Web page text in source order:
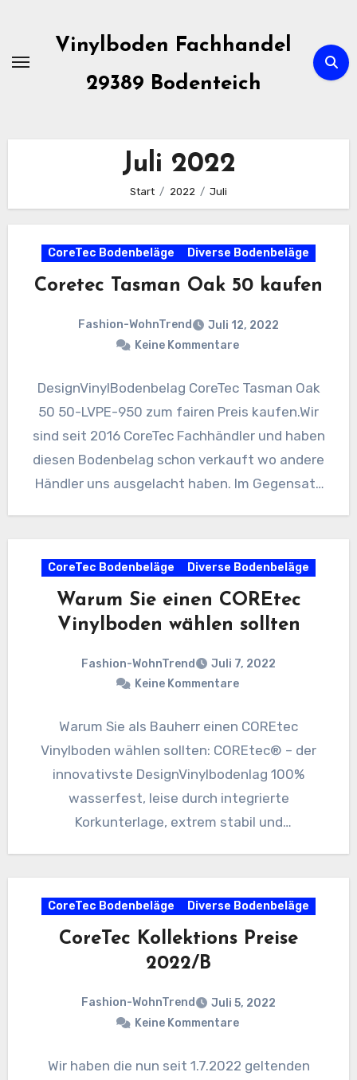
springen
Vinylboden Fachhandel
29389 Bodenteich
Juli 2022
Start 2022 Juli
CoreTec Bodenbeläge Diverse Bodenbeläge
Coretec Tasman Oak 50 kaufen
Fashion-WohnTrend
Juli 12, 2022
Keine Kommentare
DesignVinylBodenbelag CoreTec Tasman Oak
50 50-LVPE-950 zum fairen Preis kaufen.Wir
sind seit 2016 CoreTec Fachhändler und haben
diesen Bodenbelag schon verkauft wo andere
Händler uns ausgelacht haben. Im Gegensatz
CoreTec Bodenbeläge Diverse Bodenbeläge
Warum Sie einen COREtec
Vinylboden wählen sollten
Fashion-WohnTrend
Juli 7, 2022
Keine Kommentare
Warum Sie als Bauherr einen COREtec
Vinylboden wählen sollten: COREtec® – der
innovativste DesignVinylbodenlag 100%
wasserfest, leise durch integrierte
Korkunterlage, extrem stabil und
CoreTec Bodenbeläge Diverse Bodenbeläge
CoreTec Kollektions Preise
2022/B
Fashion-WohnTrend
Juli 5, 2022
Keine Kommentare
Wir haben die nun seit 1.7.2022 geltenden